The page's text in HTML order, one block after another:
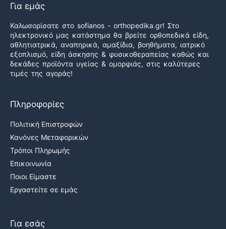
Για εμάς
Καλωσορίσατε στο sofianos - orthopedika.gr! Στο
ηλεκτρονικό μας κατάστημα θα βρείτε ορθοπεδικά είδη,
αθλητιατρικά, αναπηρικά, αμαξίδια, βοηθήματα, ιατρικό
εξοπλισμό, είδη άσκησης & φυσικοθεραπείας καθώς και
δεκάδες προϊόντα υγείας & ομορφιάς, στις καλύτερες
τιμές της αγοράς!
Πληροφορίες
Πολιτική Επιστροφών
Κανόνες Μεταφορικών
Τρόποι Πληρωμής
Επικοινωνία
Ποιοι Είμαστε
Εργαστείτε σε εμάς
Για εσάς